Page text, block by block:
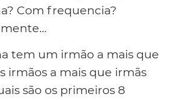
Com frequencia?
tem um irmão a mais que
irmãos a mais que irmãs
são os primeiros 8